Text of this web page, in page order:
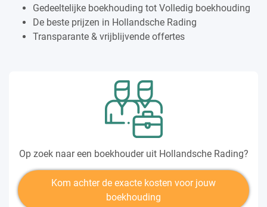
Gedeeltelijke boekhouding tot Volledig boekhouding
De beste prijzen in Hollandsche Rading
Transparante & vrijblijvende offertes
Op zoek naar een boekhouder uit Hollandsche Rading?
Kom achter de exacte kosten voor jouw
boekhouding